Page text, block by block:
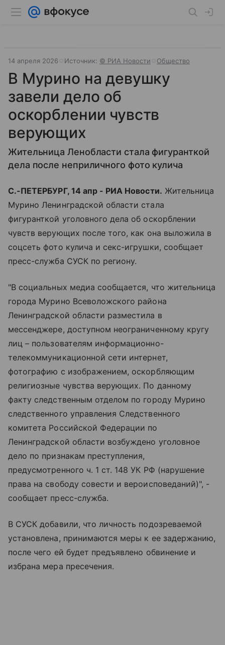
14 апреля 2026 Источник: © РИА Новости Общество
В Мурино на девушку
завели дело об
оскорблении чувств
верующих
Жительница Ленобласти стала фигуранткой
дела после неприличного фото кулича
С.-ПЕТЕРБУРГ, 14 апр - РИА Новости. Жительница
Мурино Ленинградской области стала
фигуранткой уголовного дела об оскорблении
чувств верующих после того, как она выложила в
соцсеть фото кулича и секс-игрушки, сообщает
пресс-служба СУСК по региону.
"В социальных медиа сообщается, что жительница
города Мурино Всеволожского района
Ленинградской области разместила в
мессенджере, доступном неограниченному кругу
лиц – пользователям информационно-
телекоммуникационной сети интернет,
фотографию с изображением, оскорбляющим
религиозные чувства верующих. По данному
факту следственным отделом по городу Мурино
следственного управления Следственного
комитета Российской Федерации по
Ленинградской области возбуждено уголовное
дело по признакам преступления,
предусмотренного ч. 1 ст. 148 УК РФ (нарушение
права на свободу совести и вероисповеданий)", -
сообщает пресс-служба.
В СУСК добавили, что личность подозреваемой
установлена, принимаются меры к ее задержанию,
после чего ей будет предъявлено обвинение и
избрана мера пресечения.